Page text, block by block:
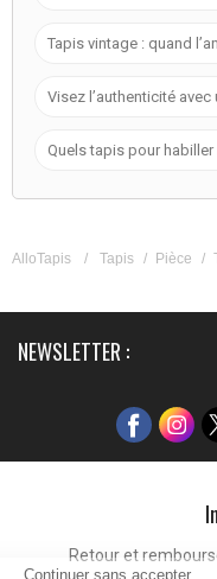
Continuer sans accepter
Tapis vintage : quand
Visez l’authenticité
Quels tapis pour
AlloTapis / Tapis / Pièce /
NEWSLETTER :
Retour et